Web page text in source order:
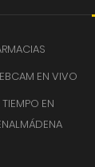
EN VIVO
TIEMPO EN